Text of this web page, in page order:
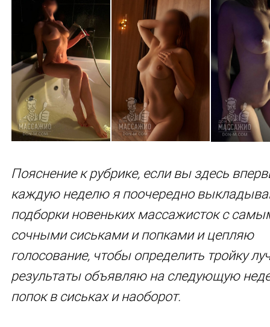
Пояснение к рубрике, если вы здесь
каждую неделю я поочередно
подборки новеньких массажисток с
сочными сиськами и попками и цепляю
голосование, чтобы определить тройку
результаты объявляю на следующую
попок в сиськах и наоборот.